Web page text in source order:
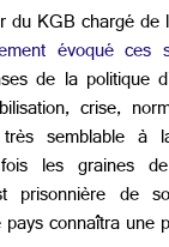
du KGB chargé de
évoqué ces
de la politique
crise,
semblable à
les graines
prisonnière de
connaîtra une